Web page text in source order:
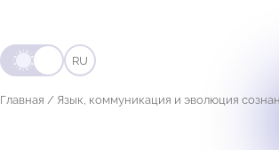
RU
Главная / Язык, коммуникация и эволюция